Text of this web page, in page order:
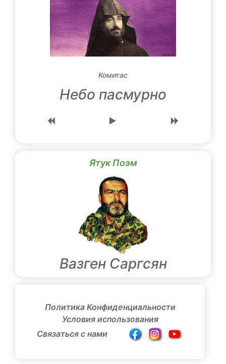
Комитас
Небо пасмурно
Ятук Поэм
Вазген Саргсян
Политика Конфиденциальности
Условия использования
Связаться с нами